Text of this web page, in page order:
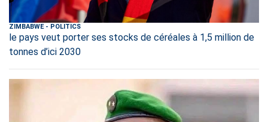
ZIMBABWE- POLITICS
le pays veut porter ses stocks de céréales à 1,5 million de
tonnes d’ici 2030